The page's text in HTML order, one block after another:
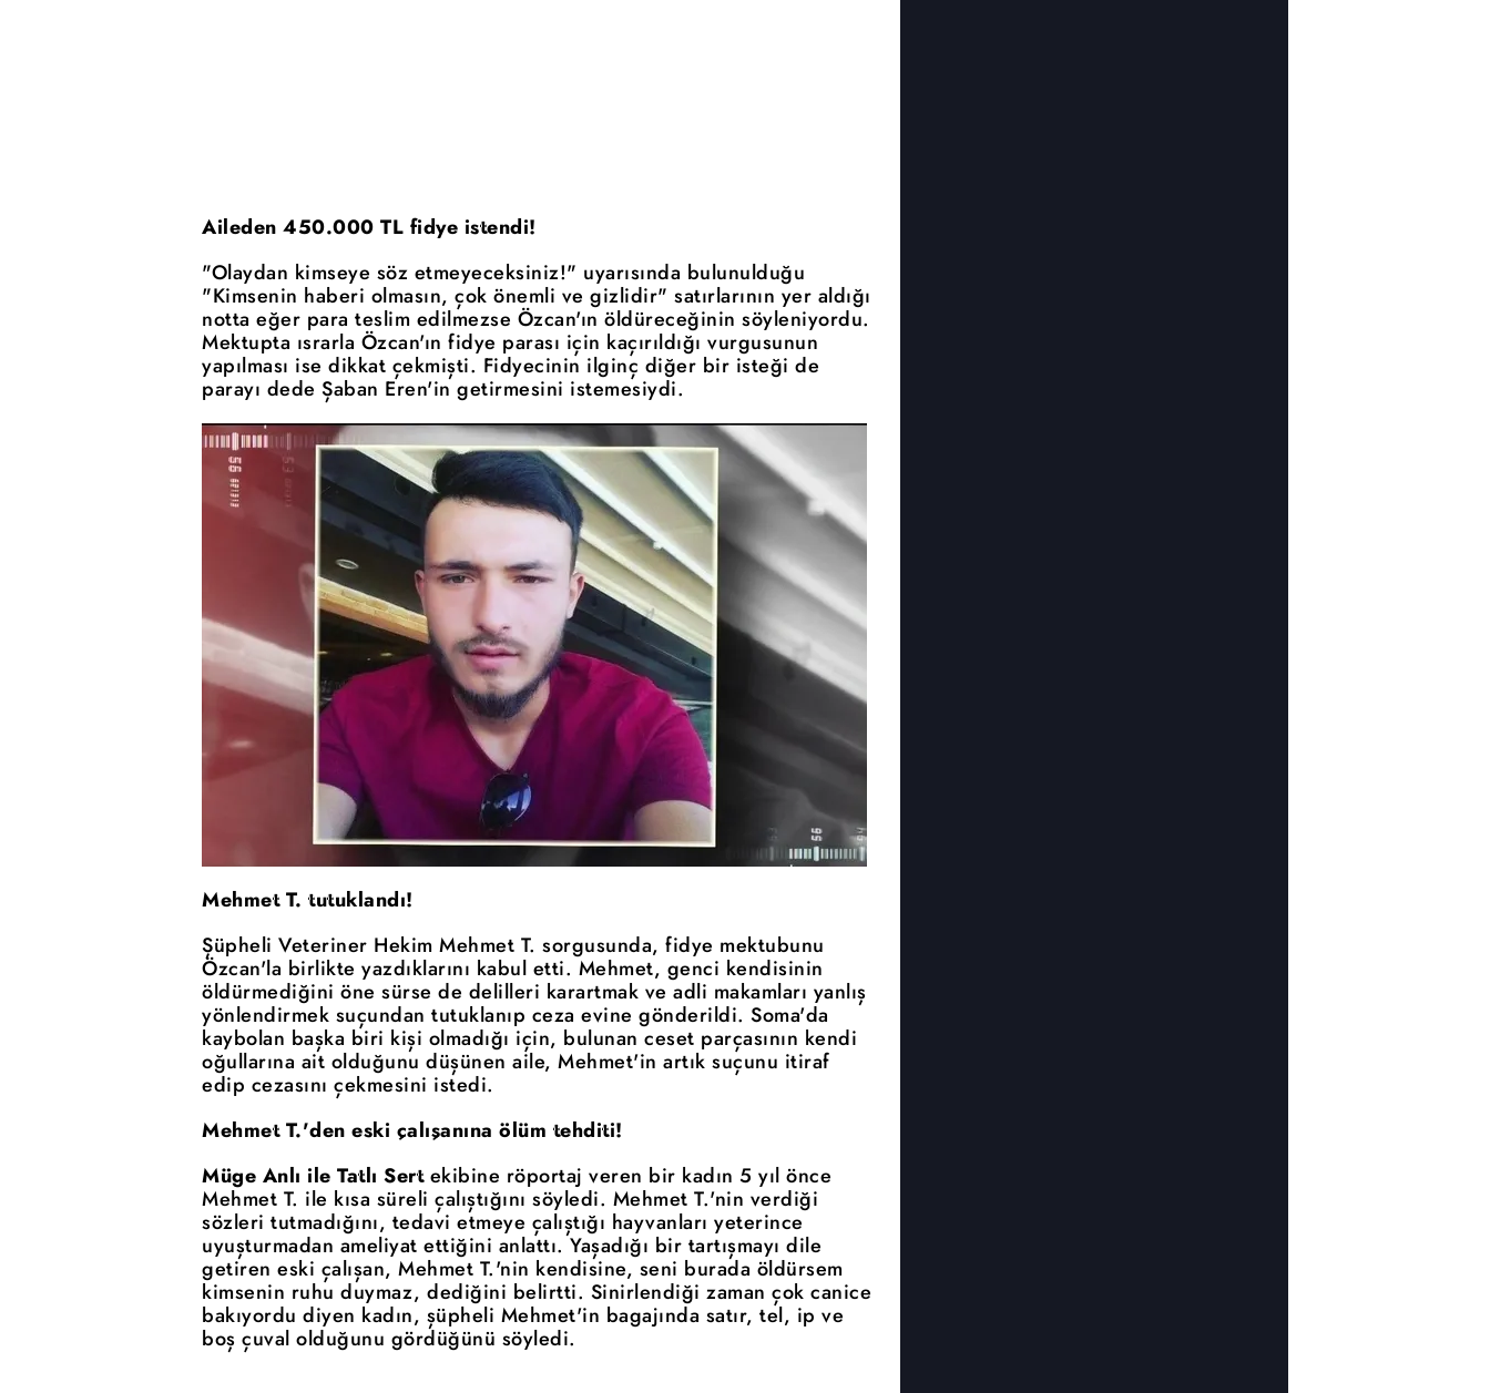
Aileden 450.000 TL fidye istendi!
"Olaydan kimseye söz etmeyeceksiniz!" uyarısında bulunulduğu
"Kimsenin haberi olmasın, çok önemli ve gizlidir" satırlarının yer aldığı
notta eğer para teslim edilmezse Özcan'ın öldüreceğinin söyleniyordu.
Mektupta ısrarla Özcan'ın fidye parası için kaçırıldığı vurgusunun
yapılması ise dikkat çekmişti. Fidyecinin ilginç diğer bir isteği de
parayı dede Şaban Eren'in getirmesini istemesiydi.
Mehmet T. tutuklandı!
Şüpheli Veteriner Hekim Mehmet T. sorgusunda, fidye mektubunu
Özcan'la birlikte yazdıklarını kabul etti. Mehmet, genci kendisinin
öldürmediğini öne sürse de delilleri karartmak ve adli makamları yanlış
yönlendirmek suçundan tutuklanıp ceza evine gönderildi. Soma'da
kaybolan başka biri kişi olmadığı için, bulunan ceset parçasının kendi
oğullarına ait olduğunu düşünen aile, Mehmet'in artık suçunu itiraf
edip cezasını çekmesini istedi.
Mehmet T.'den eski çalışanına ölüm tehditi!
Müge Anlı ile Tatlı Sertekibine röportaj veren bir kadın 5 yıl önce
Mehmet T. ile kısa süreli çalıştığını söyledi. Mehmet T.'nin verdiği
sözleri tutmadığını, tedavi etmeye çalıştığı hayvanları yeterince
uyuşturmadan ameliyat ettiğini anlattı. Yaşadığı bir tartışmayı dile
getiren eski çalışan, Mehmet T.'nin kendisine, seni burada öldürsem
kimsenin ruhu duymaz, dediğini belirtti. Sinirlendiği zaman çok canice
bakıyordu diyen kadın, şüpheli Mehmet'in bagajında satır, tel, ip ve
boş çuval olduğunu gördüğünü söyledi.